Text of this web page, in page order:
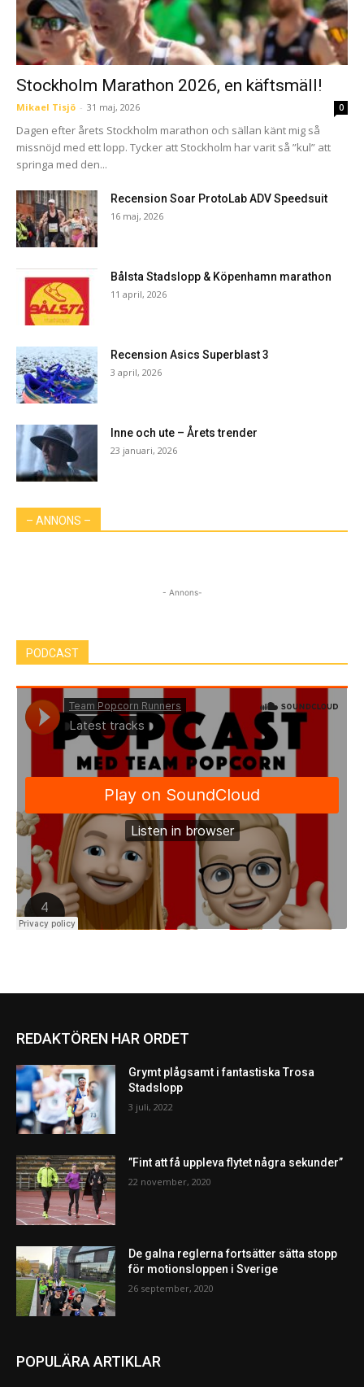
Stockholm Marathon 2026, en käftsmäll!
Mikael Tisjö - 31 maj, 2026 0
Dagen efter årets Stockholm marathon och sällan känt mig så
missnöjd med ett lopp. Tycker att Stockholm har varit så ”kul” att
springa med den...
Recension Soar ProtoLab ADV Speedsuit
16 maj, 2026
Bålsta Stadslopp & Köpenhamn marathon
11 april, 2026
Recension Asics Superblast 3
3 april, 2026
Inne och ute – Årets trender
23 januari, 2026
– ANNONS –
- Annons-
PODCAST
REDAKTÖREN HAR ORDET
Grymt plågsamt i fantastiska Trosa
Stadslopp
3 juli, 2022
”Fint att få uppleva flytet några sekunder”
22 november, 2020
De galna reglerna fortsätter sätta stopp
för motionsloppen i Sverige
26 september, 2020
POPULÄRA ARTIKLAR